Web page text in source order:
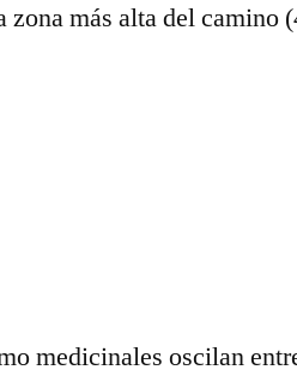
más alta del camino
medicinales oscilan